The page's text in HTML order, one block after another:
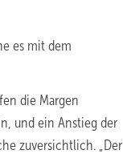
es mit dem
die Margen
und ein Anstieg der
zuversichtlich. „Der